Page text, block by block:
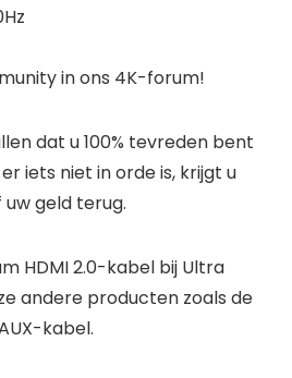
in ons 4K-forum!
dat u 100% tevreden bent
iets niet in orde is, krijgt u
geld terug.
HDMI 2.0-kabel bij Ultra
andere producten zoals de
kabel.